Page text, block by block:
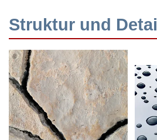
Struktur und Detail